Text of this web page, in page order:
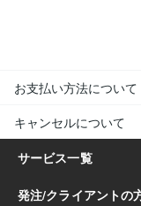
お支払い方法について
キャンセルについて